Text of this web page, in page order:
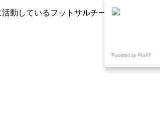
動しているフットサルチーム
Powered by Push7